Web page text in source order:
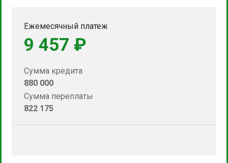
Ежемесячный платеж
9 457 ₽
Сумма кредита
880 000
Сумма переплаты
822 175